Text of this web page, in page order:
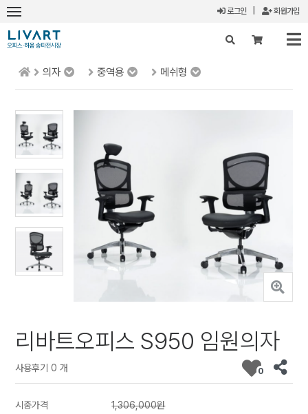
로그인 회원가입
의자 중역용 메쉬형
리바트오피스 S950 임원의자
사용후기 0 개 0
시중가격 1,306,000원